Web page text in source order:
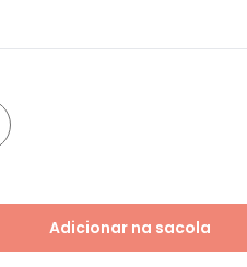
Adicionar na sacola